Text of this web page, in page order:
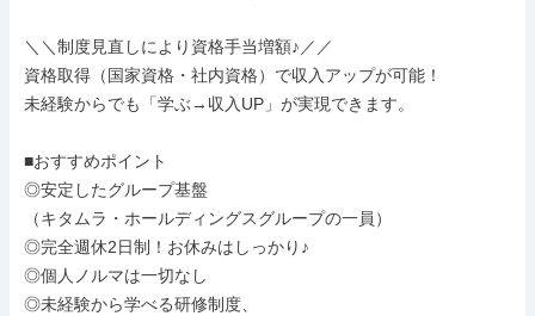
＼＼制度見直しにより資格手当増額♪／／
資格取得（国家資格・社内資格）で収入アップが可能！
未経験からでも「学ぶ→収入UP」が実現できます。
■おすすめポイント
◎安定したグループ基盤
（キタムラ・ホールディングスグループの一員）
◎完全週休2日制！お休みはしっかり♪
◎個人ノルマは一切なし
◎未経験から学べる研修制度、